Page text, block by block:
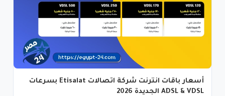
أسعار باقات انترنت شركة اتصالات Etisalat بسرعات
ADSL & VDSL الجديدة 2026